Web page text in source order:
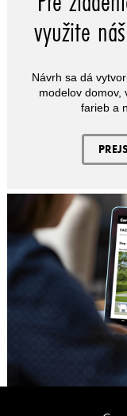
využite
Návrh sa dá
modelov domov,
farieb a